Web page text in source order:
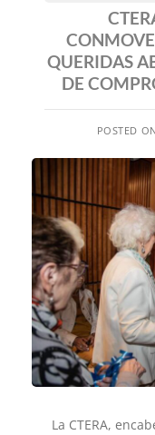
QUERIDAS
DE
POSTED
La CTERA,